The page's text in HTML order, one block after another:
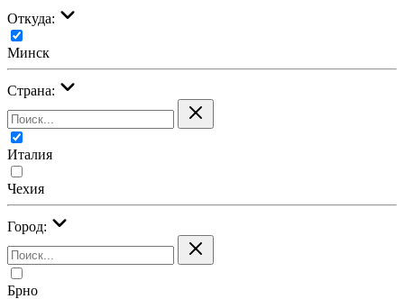
Откуда:
Минск
Страна:
Италия
Чехия
Город:
Брно